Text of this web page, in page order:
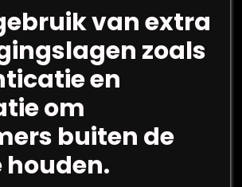
van extra
zoals
en
om
buiten de
houden.